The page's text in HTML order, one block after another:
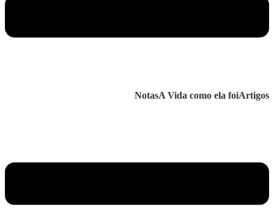
NotasA Vida como ela foiArtigos